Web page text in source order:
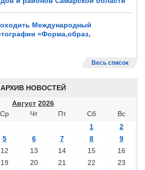
Международный
«Форма,образ,
Весь список
АРХИВ НОВОСТЕЙ
Август 2026
Ср Чт Пт Сб
Вс
1
2
5 6 7 8
9
12 13 14 15
16
19 20 21 22
23